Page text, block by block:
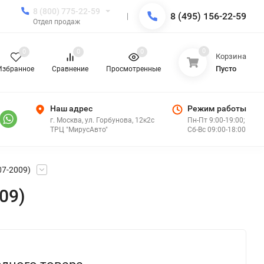
8 (800) 775-22-59
Отдел продаж 8 (495) 156-22-59
0
Сравнение
0
Просмотренные
0 0
Корзина
Пусто
Наш адрес
г. Москва, ул. Горбунова, 12к2с
ТРЦ "МирусАвто"
Режим работы
Пн-Пт 9:00-19:00;
Сб-Вс 09:00-18:00
2009)